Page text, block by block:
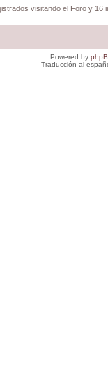
visitando el Foro y 16
Powered by
Traducción al